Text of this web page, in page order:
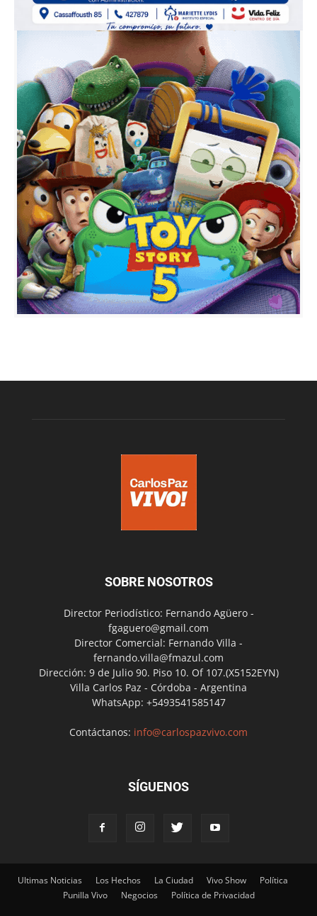
SOBRE NOSOTROS
Director Periodístico: Fernando Agüero -
fgaguero@gmail.com
Director Comercial: Fernando Villa -
fernando.villa@fmazul.com
Dirección: 9 de Julio 90. Piso 10. Of 107.(X5152EYN)
Villa Carlos Paz - Córdoba - Argentina
WhatsApp: +5493541585147
Contáctanos: info@carlospazvivo.com
SÍGUENOS
Ultimas Noticias Los Hechos La Ciudad Vivo Show
Política
Punilla Vivo
Negocios Política de Privacidad